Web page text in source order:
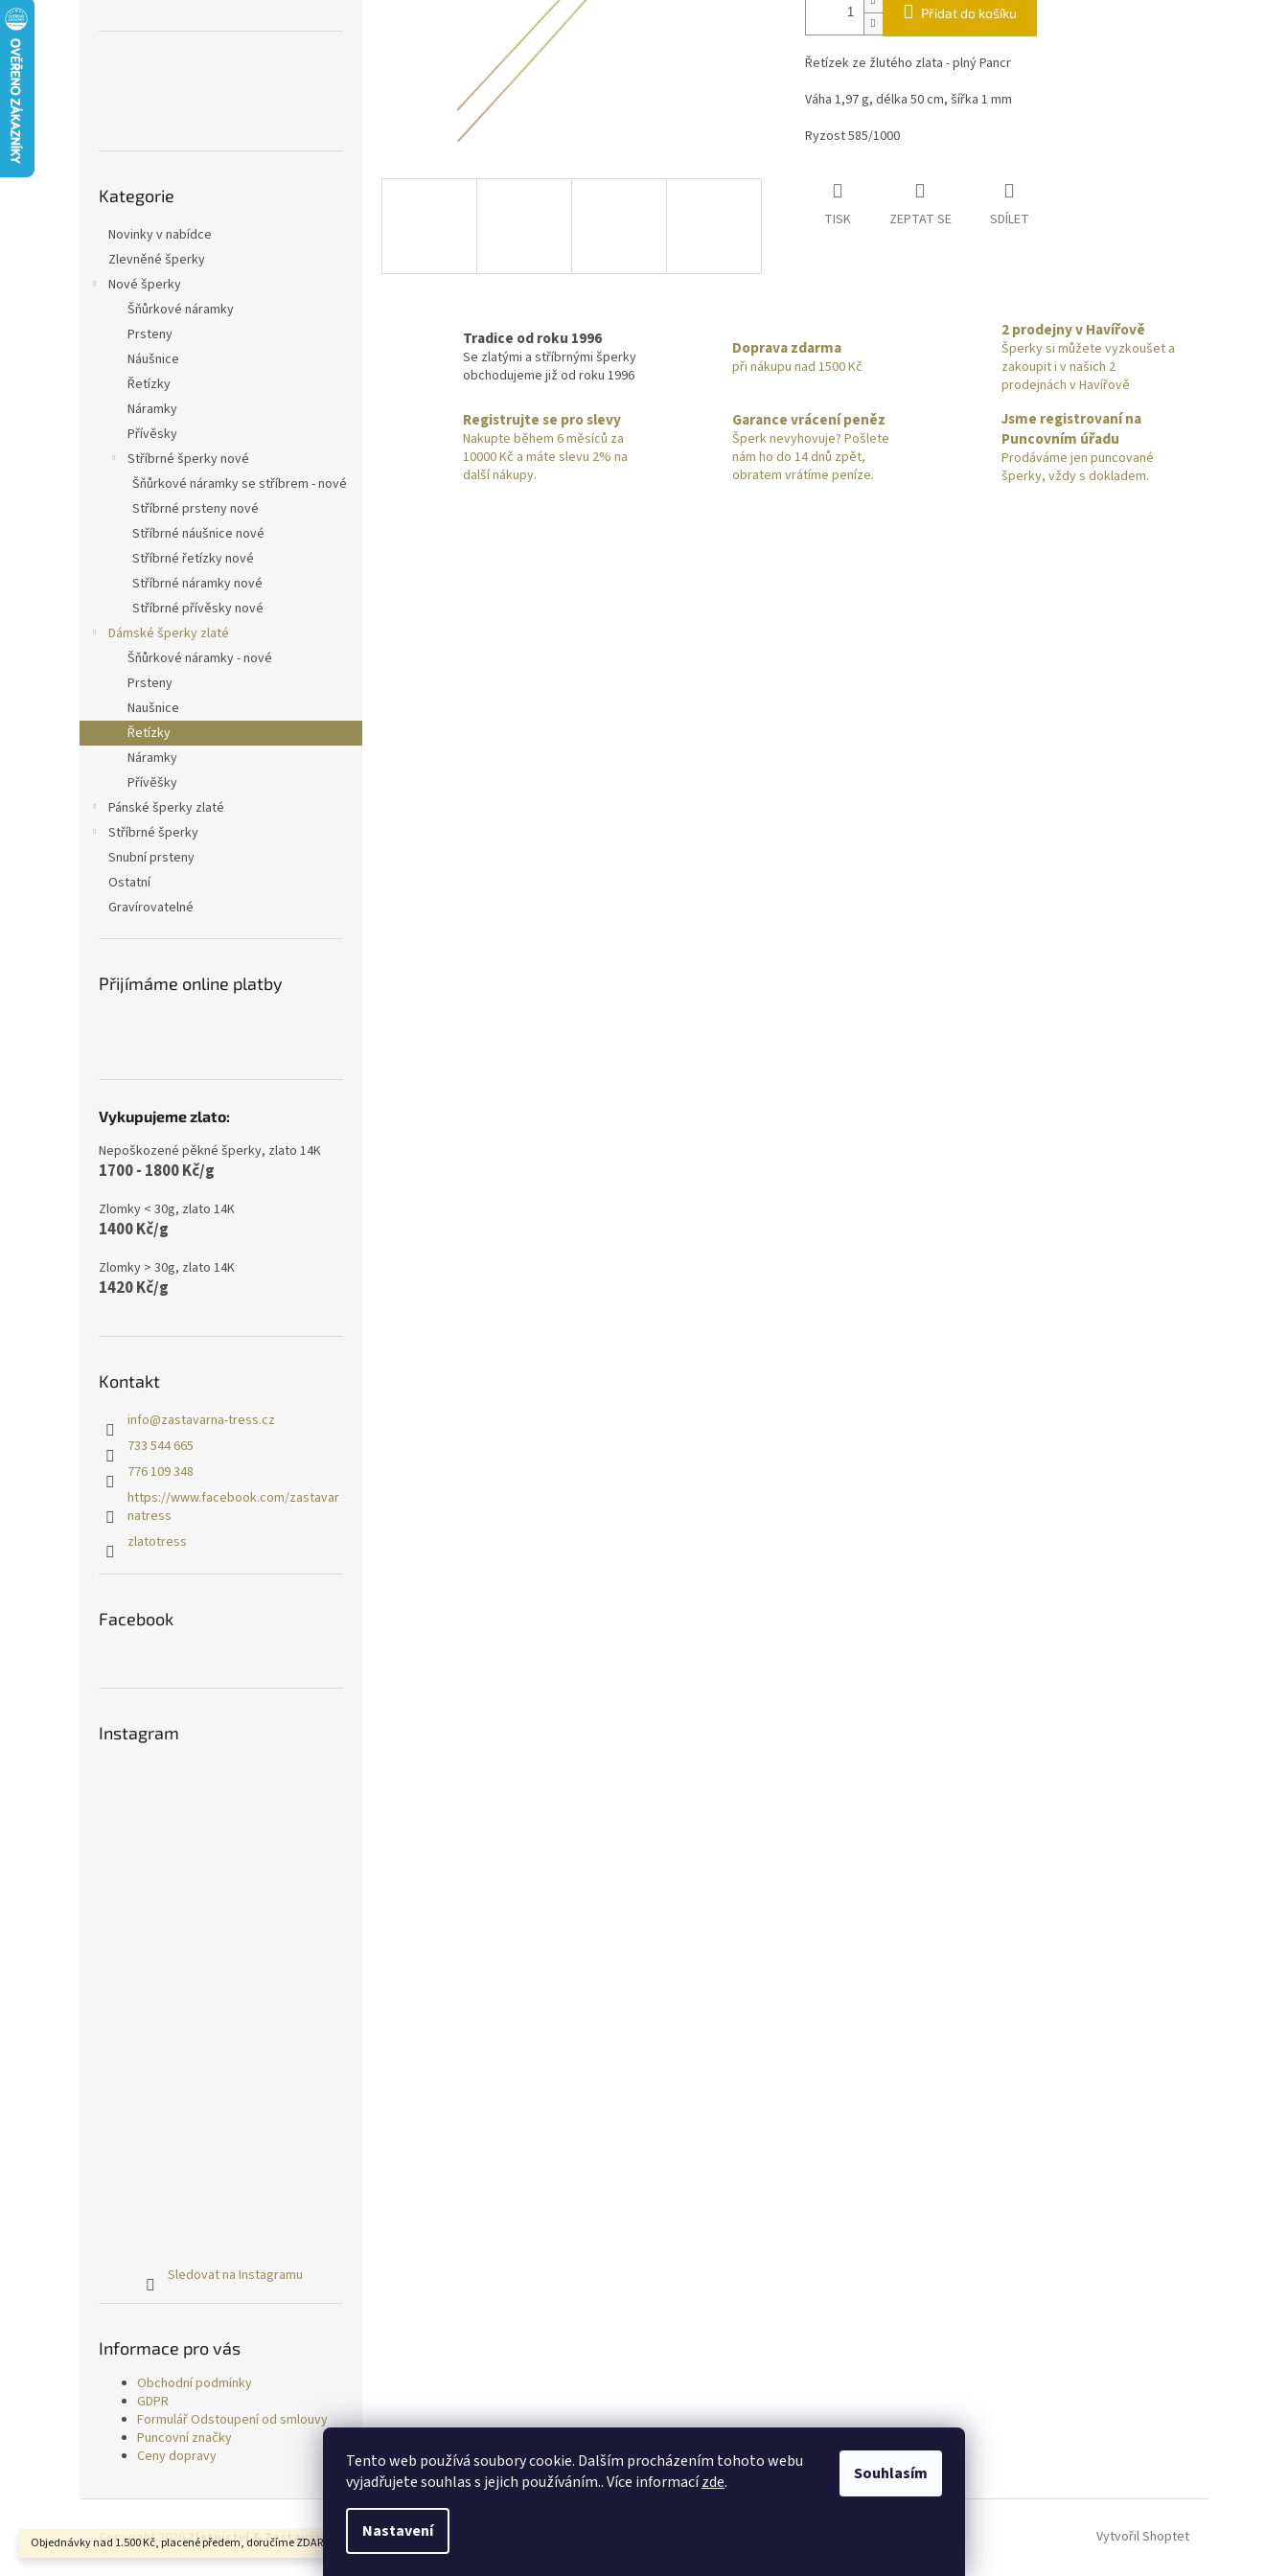
Tento web používá soubory cookie. Dalším procházením tohoto webu
vyjadřujete souhlas s jejich používáním.. Více informacízde.
Nastavení
Souhlasím
Objednávky nad 1.500 Kč, placené předem, doručíme ZDARMA.
kategorie
Kategorie
Novinky v nabídce
Zlevněné šperky
Nové šperky
Šňůrkové náramky
Prsteny
Náušnice
Řetízky
Náramky
Přívěsky
Stříbrné šperky nové
Šňůrkové náramky se stříbrem - nové
Stříbrné prsteny nové
Stříbrné náušnice nové
Stříbrné řetízky nové
Stříbrné náramky nové
Stříbrné přívěsky nové
Dámské šperky zlaté
Šňůrkové náramky - nové
Prsteny
Naušnice
Řetízky
Náramky
Přívěšky
Pánské šperky zlaté
Stříbrné šperky
Snubní prsteny
Ostatní
Gravírovatelné
Přijímáme online platby
Vykupujeme zlato:
Nepoškozené pěkné šperky, zlato 14K
1700 - 1800 Kč/g
Zlomky < 30g, zlato 14K
1400 Kč/g
Zlomky > 30g, zlato 14K
1420 Kč/g
Kontakt
info@zastavarna-tress.cz
733 544 665
776 109 348
https://www.facebook.com/zastavar
natress
zlatotress
Facebook
Instagram
Sledovat na Instagramu
Informace pro vás
Obchodní podmínky
GDPR
Formulář Odstoupení od smlouvy
Puncovní značky
Ceny dopravy
Přidat do košíku
Řetízek ze žlutého zlata - plný Pancr
Váha 1,97 g, délka 50 cm, šířka 1 mm
Ryzost 585/1000
TISK ZEPTAT SE SDÍLET
Tradice od roku 1996
Se zlatými a stříbrnými šperky
obchodujeme již od roku 1996
Doprava zdarma
při nákupu nad 1500 Kč
2 prodejny v Havířově
Šperky si můžete vyzkoušet a
zakoupit i v našich 2
prodejnách v Havířově
Registrujte se pro slevy
Nakupte během 6 měsíců za
10000 Kč a máte slevu 2% na
další nákupy.
Garance vrácení peněz
Šperk nevyhovuje? Pošlete
nám ho do 14 dnů zpět,
obratem vrátíme peníze.
Jsme registrovaní na
Puncovním úřadu
Prodáváme jen puncované
šperky, vždy s dokladem.
Vytvořil Shoptet
Copyright 2026Zlatnictví & Zastavárna TRESS. Všechna práva vyhrazena.